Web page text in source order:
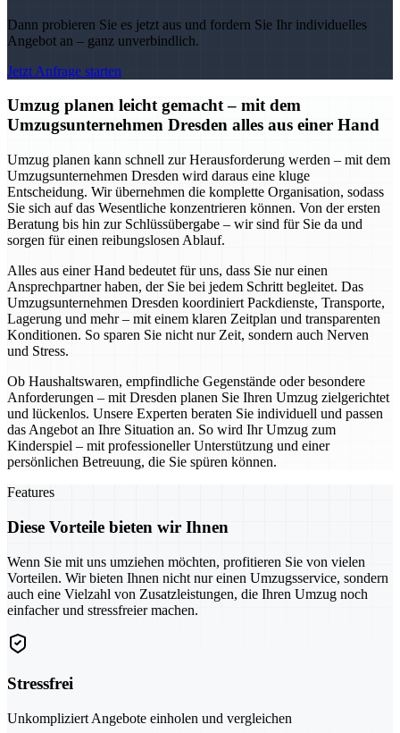
Dann probieren Sie es jetzt aus und fordern Sie Ihr individuelles
Angebot an – ganz unverbindlich.
Jetzt Anfrage starten
Umzug planen leicht gemacht – mit dem
Umzugsunternehmen Dresden alles aus einer Hand
Umzug planen kann schnell zur Herausforderung werden – mit dem
Umzugsunternehmen Dresden wird daraus eine kluge
Entscheidung. Wir übernehmen die komplette Organisation, sodass
Sie sich auf das Wesentliche konzentrieren können. Von der ersten
Beratung bis hin zur Schlüssübergabe – wir sind für Sie da und
sorgen für einen reibungslosen Ablauf.
Alles aus einer Hand bedeutet für uns, dass Sie nur einen
Ansprechpartner haben, der Sie bei jedem Schritt begleitet. Das
Umzugsunternehmen Dresden koordiniert Packdienste, Transporte,
Lagerung und mehr – mit einem klaren Zeitplan und transparenten
Konditionen. So sparen Sie nicht nur Zeit, sondern auch Nerven
und Stress.
Ob Haushaltswaren, empfindliche Gegenstände oder besondere
Anforderungen – mit Dresden planen Sie Ihren Umzug zielgerichtet
und lückenlos. Unsere Experten beraten Sie individuell und passen
das Angebot an Ihre Situation an. So wird Ihr Umzug zum
Kinderspiel – mit professioneller Unterstützung und einer
persönlichen Betreuung, die Sie spüren können.
Features
Diese Vorteile bieten wir Ihnen
Wenn Sie mit uns umziehen möchten, profitieren Sie von vielen
Vorteilen. Wir bieten Ihnen nicht nur einen Umzugsservice, sondern
auch eine Vielzahl von Zusatzleistungen, die Ihren Umzug noch
einfacher und stressfreier machen.
Stressfrei
Unkompliziert Angebote einholen und vergleichen